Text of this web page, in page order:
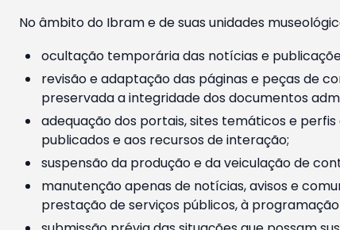
No âmbito do Ibram e de suas unidades
ocultação temporária das notícias e
revisão e adaptação das páginas e peças de
preservada a integridade dos documentos
adequação dos portais, sites temáticos e perfis
publicados e aos recursos de interação;
suspensão da produção e da veiculação de
manutenção apenas de notícias, avisos e
prestação de serviços públicos, à